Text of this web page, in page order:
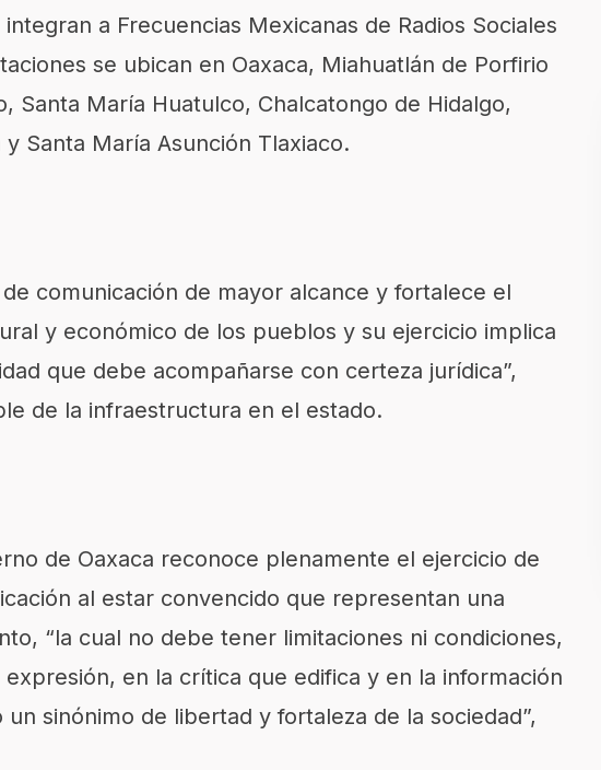
a Frecuencias Mexicanas de Radios Sociales
se ubican en Oaxaca, Miahuatlán de Porfirio
Santa María Huatulco, Chalcatongo de Hidalgo,
Santa María Asunción Tlaxiaco.
comunicación de mayor alcance y fortalece el
y económico de los pueblos y su ejercicio implica
que debe acompañarse con certeza jurídica”,
de la infraestructura en el estado.
de Oaxaca reconoce plenamente el ejercicio de
al estar convencido que representan una
“la cual no debe tener limitaciones ni condiciones,
en la crítica que edifica y en la información
sinónimo de libertad y fortaleza de la sociedad”,